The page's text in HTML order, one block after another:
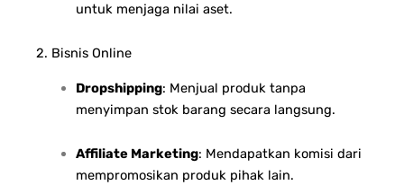
untuk menjaga nilai aset.
2. Bisnis Online
Dropshipping: Menjual produk tanpa
menyimpan stok barang secara langsung.
Affiliate Marketing: Mendapatkan komisi dari
mempromosikan produk pihak lain.